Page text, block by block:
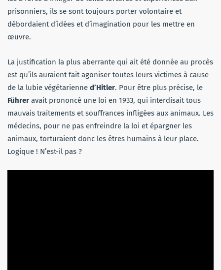
prisonniers, ils se sont toujours porter volontaire et
débordaient d’idées et d’imagination pour les mettre en
œuvre.
La justification la plus aberrante qui ait été donnée au procès
est qu’ils auraient fait agoniser toutes leurs victimes à cause
de la lubie végétarienne d’Hitler. Pour être plus précise, le
Führer avait prononcé une loi en 1933, qui interdisait tous
mauvais traitements et souffrances infligées aux animaux. Les
médecins, pour ne pas enfreindre la loi et épargner les
animaux, torturaient donc les êtres humains à leur place.
Logique ! N’est-il pas ?